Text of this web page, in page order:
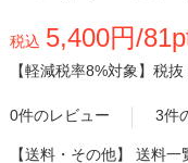
税込 5,400円/
【軽減税率8%対象】 税抜
0件のレビュー 3件
【送料・その他】 送料一